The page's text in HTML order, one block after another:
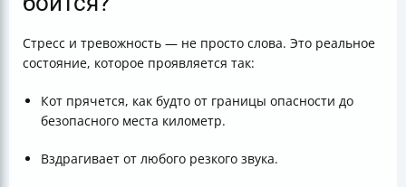
Стресс и тревожность — не просто слова. Это реальное
состояние, которое проявляется так:
Кот прячется, как будто от границы опасности до
безопасного места километр.
Вздрагивает от любого резкого звука.